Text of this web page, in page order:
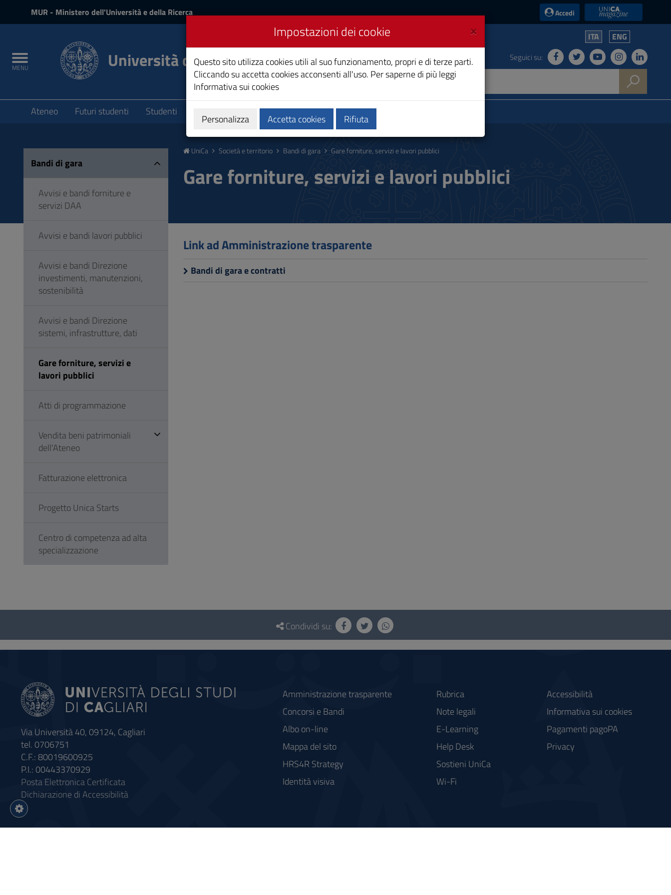
navigazione
MUR - Ministero dell'Università e della Ricerca Accedi UniCA News
Toggle
navigation
MENU Università degli Studi di Cagliari
ITA ENG
Seguici su:
Submenu
Ateneo Futuri studenti Studenti Ricerca Società e territorio
UniCa Società e territorio Bandi di gara Gare forniture, servizi e lavori pubblici
Gare forniture, servizi e lavori pubblici
Link ad Amministrazione trasparente
Bandi di gara e contratti
Bandi di gara
Avvisi e bandi forniture e
servizi DAA
Avvisi e bandi lavori pubblici
Avvisi e bandi Direzione
investimenti, manutenzioni,
sostenibilità
Avvisi e bandi Direzione
sistemi, infrastrutture, dati
Gare forniture, servizi e
lavori pubblici
Atti di programmazione
Vendita beni patrimoniali
dell'Ateneo
Fatturazione elettronica
Progetto Unica Starts
Centro di competenza ad alta
specializzazione
Questionario
social
Condividi su:
Via Università 40, 09124, Cagliari
tel. 0706751
C.F.: 80019600925
P.I.: 00443370929
Posta Elettronica Certificata
Dichiarazione di Accessibilità
Amministrazione trasparente
Concorsi e Bandi
Albo on-line
Mappa del sito
HRS4R Strategy
Identità visiva
Rubrica
Note legali
E-Learning
Help Desk
Sostieni UniCa
Wi-Fi
Accessibilità
Informativa sui cookies
Pagamenti pagoPA
Privacy
Impostazioni
cookie
×
Impostazioni dei cookie
Questo sito utilizza cookies utili al suo funzionamento, propri e di terze parti.
Cliccando su accetta cookies acconsenti all'uso. Per saperne di più leggi
Informativa sui cookies
Personalizza Accetta cookies Rifiuta